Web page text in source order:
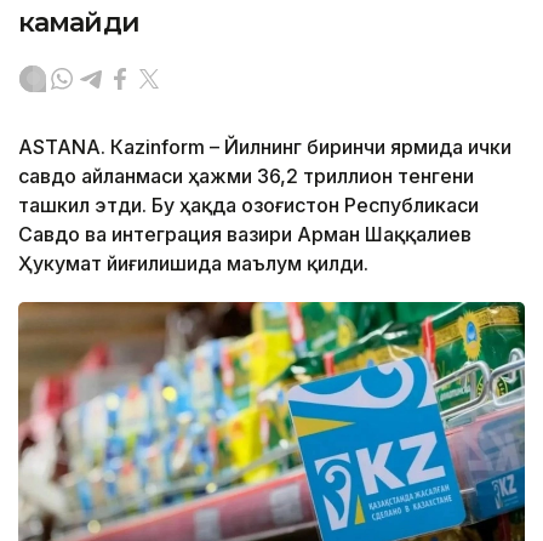
камайди
ASTANА. Кazinform – Йилнинг биринчи ярмида ички
савдо айланмаси ҳажми 36,2 триллион тенгени
ташкил этди. Бу ҳақда Қозоғистон Республикаси
Савдо ва интеграция вазири Арман Шаққалиев
Ҳукумат йиғилишида маълум қилди.